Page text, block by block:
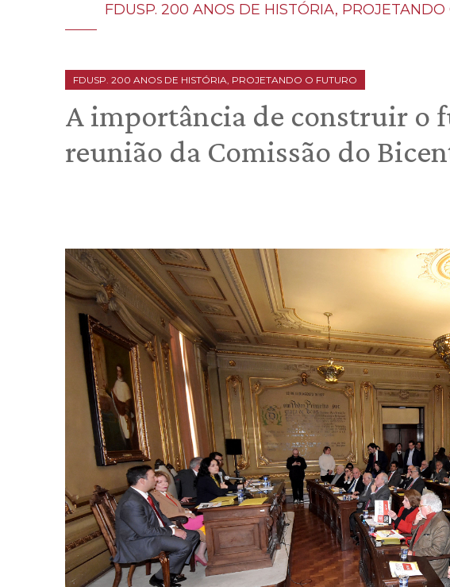
FDUSP. 200 ANOS DE HISTÓRIA, PROJETANDO
FDUSP. 200 ANOS DE HISTÓRIA, PROJETANDO O FUTURO
A importância de construir o
reunião da Comissão do